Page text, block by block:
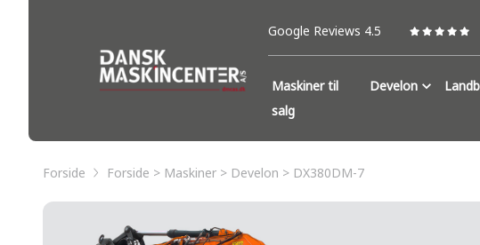
Google Reviews 4.5
Maskiner til
salg
Develon
Forside Forside > Maskiner > Develon > DX380DM-7